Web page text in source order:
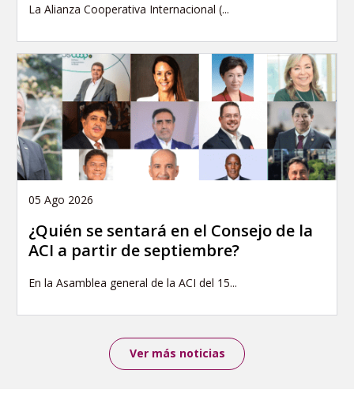
La Alianza Cooperativa Internacional (...
05 Ago 2026
¿Quién se sentará en el Consejo de la
ACI a partir de septiembre?
En la Asamblea general de la ACI del 15...
Ver más noticias